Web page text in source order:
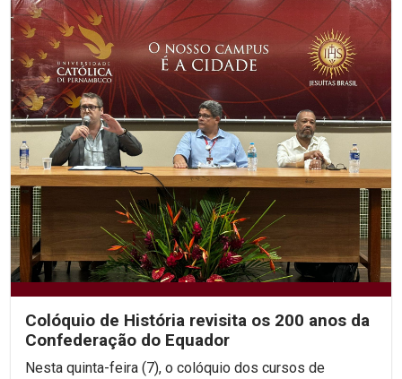
Colóquio de História revisita os 200 anos da
Confederação do Equador
Nesta quinta-feira (7), o colóquio dos cursos de